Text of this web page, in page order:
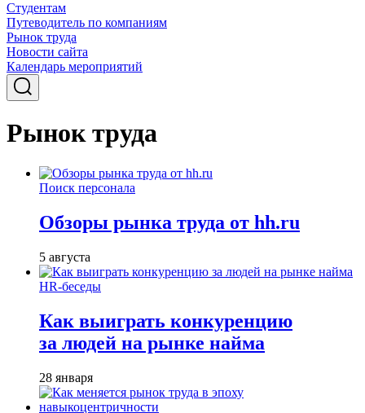
Студентам
Путеводитель по компаниям
Рынок труда
Новости сайта
Календарь мероприятий
Рынок труда
Поиск персонала
Обзоры рынка труда от hh.ru
5 августа
HR-беседы
Как выиграть конкуренцию
за людей на рынке найма
28 января